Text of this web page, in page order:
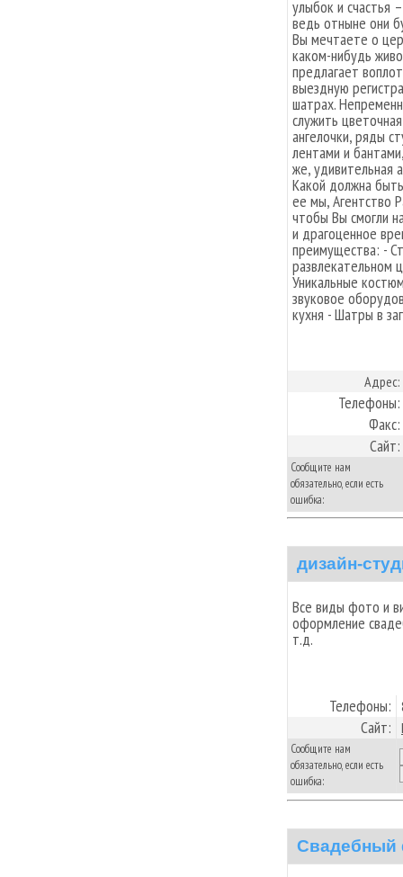
улыбок и счастья
ведь отныне они
Вы мечтаете о
каком-нибудь
предлагает
выездную
шатрах.
служить
ангелочки, ряды
лентами и
же, удивительная
Какой должна
ее мы, Агентство
чтобы Вы смогли
и драгоценное
преимущества: -
развлекательном
Уникальные
звуковое
кухня - Шатры в
Адрес:
Телефоны:
Факс:
Сайт:
Сообщите нам
обязательно, если есть
ошибка:
дизайн-
Все виды фото и
оформление
т.д.
Телефоны:
Сайт:
Сообщите нам
обязательно, если есть
ошибка:
Свадебный